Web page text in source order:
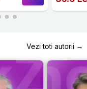
Vezi toti autorii →